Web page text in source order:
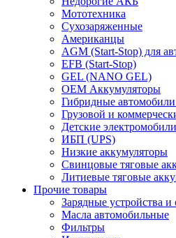
Мототехника
Сухозаряженные
Американцы
AGM (Start-Stop) для
EFB (Start-Stop)
GEL (NANO GEL)
OEM Аккумуляторы
Гибридные
Грузовой и
Детские электромобили
ИБП (UPS)
Низкие аккумуляторы
Свинцовые тяговые
Литиевые тяговые
Прочие товары
Зарядные устройства и
Масла автомобильные
Фильтры